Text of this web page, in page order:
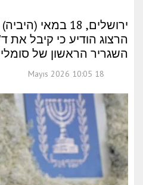
ירושלים, 18
הרצוג הודיע כי קיבל את
השגריר הראשון של
18 Mayıs 2026 10:05